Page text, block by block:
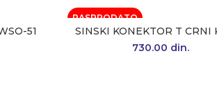
51
RASPRODATO
SINSKI KONEKTOR T CRNI
730.00 din.